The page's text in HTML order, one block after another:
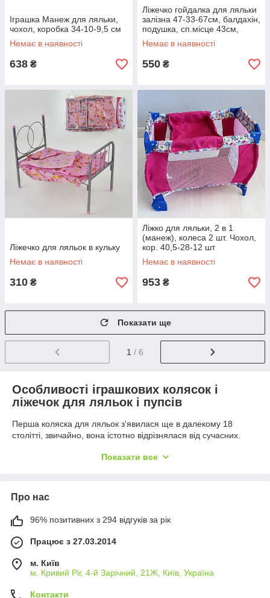
Іграшка Манеж для ляльки,
чохол, коробка 34-10-9,5 см
Немає в наявності
638 ₴
Ліжечко гойдалка для ляльки
залізна 47-33-67см, балдахін,
подушка, сп.місце 43см,
33,5-47-5,5 см
Немає в наявності
550 ₴
Ліжечко для ляльок в кульку
Немає в наявності
310 ₴
Ліжко для ляльки, 2 в 1
(манеж), колеса 2 шт. Чохол,
кор. 40,5-28-12 шт
Немає в наявності
953 ₴
Показати ще
1 / 6
Особливості іграшкових колясок і
ліжечок для ляльок і пупсів
Перша коляска для ляльок з'явилася ще в далекому 18
столітті, звичайно, вона істотно відрізнялася від сучасних.
дерева – мало чого спільного з нинішніми іграшками. Втім,
першими ліжками для ляльок служили вигини кори дерева,
пізніше ремісники виготовляли з дерева маленькі іграшкові
ліжечка, які мали більше декоративний характер і служили
прикрасою в будинках знатних людей.
Але прогрес не стоїть на місці і сьогодні дитяча коляска для
рівній мірі граються як хлопчики, так і дівчатка. Сучасні дитячі
іграшкові коляски в точності імітують справжні транспортні
засоби для малюків:
Показати все
Про нас
96% позитивних з 294 відгуків за рік
Працює з 27.03.2014
м. Київ
м. Кривий Ріг, 4-й Зарічний, 21Ж, Київ, Україна
Контакти